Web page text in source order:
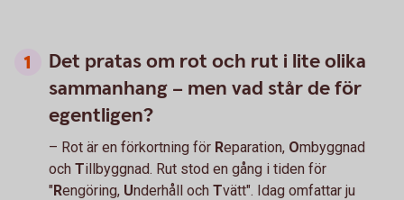
Det pratas om rot och rut i lite olika
sammanhang – men vad står de för
egentligen?
– Rot är en förkortning för Reparation, Ombyggnad
och Tillbyggnad. Rut stod en gång i tiden för
"Rengöring, Underhåll och Tvätt". Idag omfattar ju